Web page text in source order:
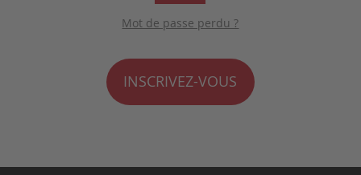
Mot de passe perdu ?
INSCRIVEZ-VOUS